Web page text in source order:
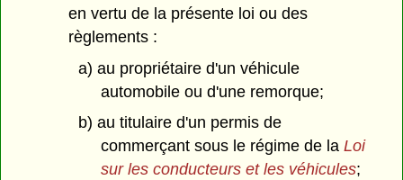
en vertu de la présente loi ou des
règlements :
a) au propriétaire d'un véhicule
automobile ou d'une remorque;
b) au titulaire d'un permis de
commerçant sous le régime de la Loi
sur les conducteurs et les véhicules;